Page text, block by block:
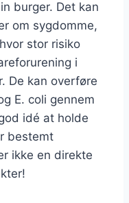
burger. Det kan
om sygdomme,
stor risiko
i
De kan overføre
E. coli gennem
idé at holde
bestemt
ikke en direkte